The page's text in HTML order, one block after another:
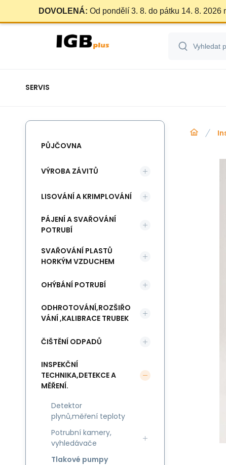
DOVOLENÁ: Od pondělí 3. 8. do pátku 14. 8.
SERVIS
PŮJČOVNA
VÝROBA ZÁVITŮ
LISOVÁNÍ A KRIMPLOVÁNÍ
PÁJENÍ A SVAŘOVÁNÍ
POTRUBÍ
SVAŘOVÁNÍ PLASTŮ
HORKÝM VZDUCHEM
OHÝBÁNÍ POTRUBÍ
ODHROTOVÁNÍ,ROZŠIŘO
VÁNÍ ,KALIBRACE TRUBEK
ČIŠTĚNÍ ODPADŮ
INSPEKČNÍ
TECHNIKA,DETEKCE A
MĚŘENÍ.
Detektor
plynů,měření teploty
Potrubní kamery,
vyhledávače
Tlakové pumpy